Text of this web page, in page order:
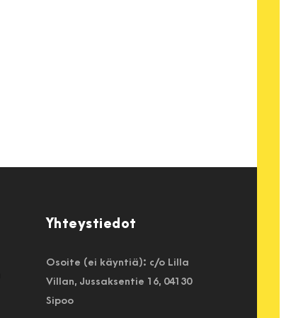
Yhteystiedot
Osoite (ei käyntiä): c/o Lilla
Villan, Jussaksentie 16, 04130
Sipoo